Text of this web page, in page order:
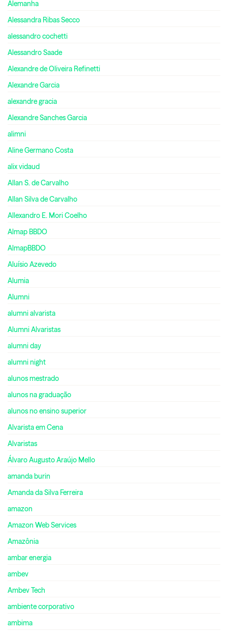
Alemanha
Alessandra Ribas Secco
alessandro cochetti
Alessandro Saade
Alexandre de Oliveira Refinetti
Alexandre Garcia
alexandre gracia
Alexandre Sanches Garcia
alimni
Aline Germano Costa
alix vidaud
Allan S. de Carvalho
Allan Silva de Carvalho
Allexandro E. Mori Coelho
Almap BBDO
AlmapBBDO
Aluísio Azevedo
Alumia
Alumni
alumni alvarista
Alumni Alvaristas
alumni day
alumni night
alunos mestrado
alunos na graduação
alunos no ensino superior
Alvarista em Cena
Alvaristas
Álvaro Augusto Araújo Mello
amanda burin
Amanda da Silva Ferreira
amazon
Amazon Web Services
Amazônia
ambar energia
ambev
Ambev Tech
ambiente corporativo
ambima